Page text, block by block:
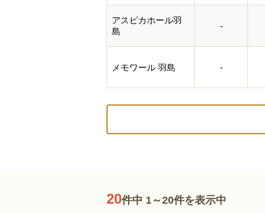
アスピカホール羽
島
-
メモワール 羽島 -
20件中 1～20件を表示中